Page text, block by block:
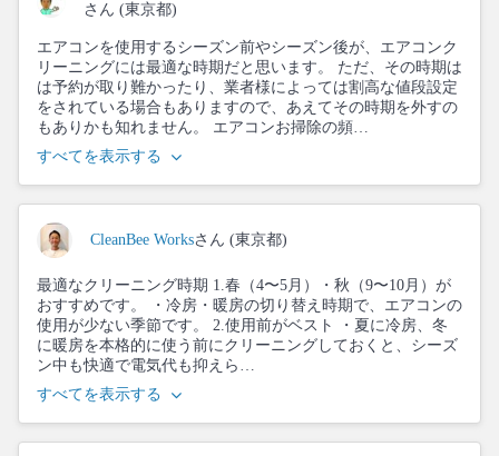
さん (東京都)
エアコンを使用するシーズン前やシーズン後が、エアコンク
リーニングには最適な時期だと思います。 ただ、その時期は
は予約が取り難かったり、業者様によっては割高な値段設定
をされている場合もありますので、あえてその時期を外すの
もありかも知れません。 エアコンお掃除の頻…
すべてを表示する
CleanBee Worksさん (東京都)
最適なクリーニング時期 1.春（4〜5月）・秋（9〜10月）が
おすすめです。 ・冷房・暖房の切り替え時期で、エアコンの
使用が少ない季節です。 2.使用前がベスト ・夏に冷房、冬
に暖房を本格的に使う前にクリーニングしておくと、シーズ
ン中も快適で電気代も抑えら…
すべてを表示する